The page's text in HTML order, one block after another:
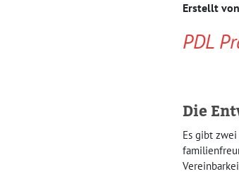
Erstellt von
PDL
Die
Es gibt